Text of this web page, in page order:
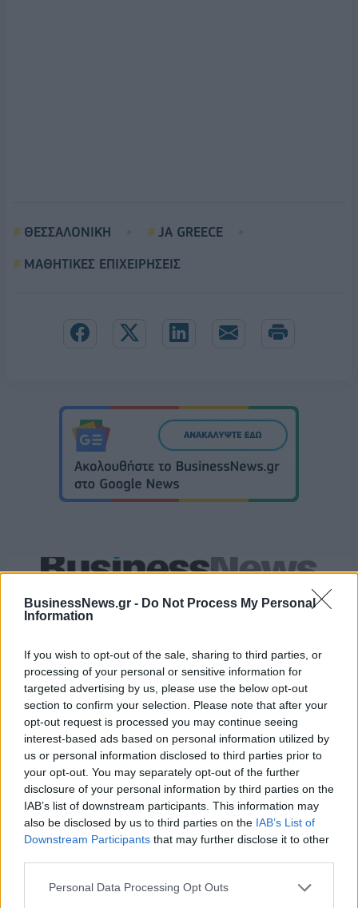
BusinessNews.gr - Do Not Process My Personal
Information
If you wish to opt-out of the sale, sharing to third parties, or
processing of your personal or sensitive information for
targeted advertising by us, please use the below opt-out
section to confirm your selection. Please note that after your
opt-out request is processed you may continue seeing
interest-based ads based on personal information utilized by
us or personal information disclosed to third parties prior to
your opt-out. You may separately opt-out of the further
disclosure of your personal information by third parties on the
IAB’s list of downstream participants. This information may
also be disclosed by us to third parties on the IAB’s List of
Downstream Participants that may further disclose it to other
Personal Data Processing Opt Outs
ΘΕΣΣΑΛΟΝΙΚΗ
JA GREECE
ΜΑΘΗΤΙΚΕΣ ΕΠΙΧΕΙΡΗΣΕΙΣ
Μοκόκα: «Θέλουμε να χτίσουμε
κάτι μεγάλο με την ιδιοκτησία
και τη διοίκηση»
Fourlis: Συμφωνία για την
πώληση συμμετοχής στο Sofia
South Ring Mall έναντι 49,35
εκατ. ευρώ
Β.Σ. Καρούλιας: Τζίρος 98,7 εκατ. ευρώ και αύξηση κερδών 57% - Τα
νέα στοιχήματα σε low & non alcohol
σε 843 μέσα ενημέρωσης-
Media: Με ενίσχυση 8 εκατ.
ευρώ σε 451 επιχειρήσεις
στήριξης- Κάλυψη εισφορών